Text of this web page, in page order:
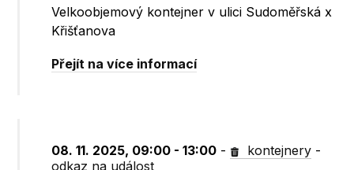
Velkoobjemový kontejner v ulici Sudoměřská x
Křišťanova
Přejít na více informací
08. 11. 2025, 09:00 - 13:00 - kontejnery -
odkaz na událost